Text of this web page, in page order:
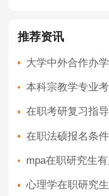
推荐资讯
大学中外合作办
在职考研复习指
在职法硕报名条
mpa在职研究生